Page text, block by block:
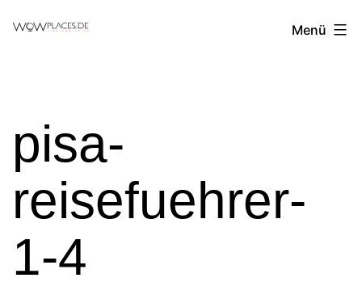
Reiseblog
Menü
pisa-
reisefuehrer-
1-4